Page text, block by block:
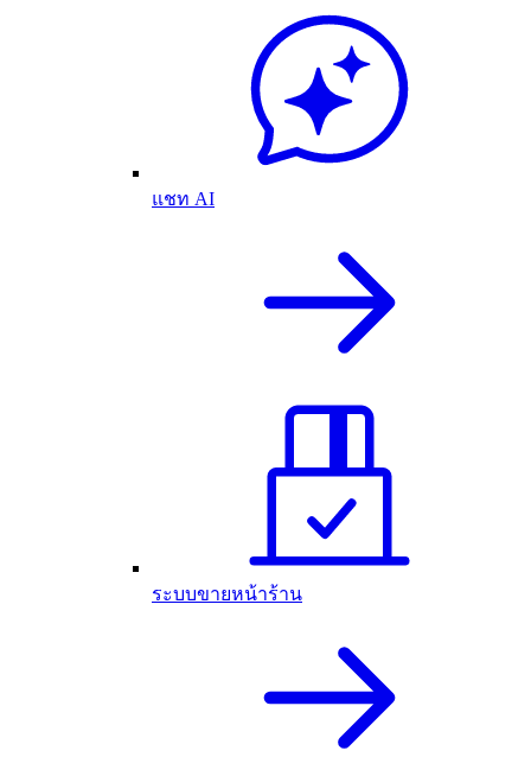
แชท AI
ระบบขายหน้าร้าน